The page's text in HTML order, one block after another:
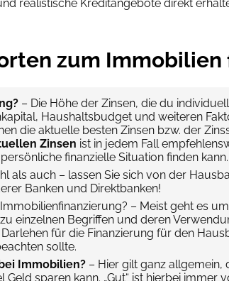
realistische Kreditangebote direkt
zum Immobilien
– Die Höhe der Zinsen, die du
Haushaltsbudget und weiteren
die aktuelle besten Zinsen bzw. der
Zinsen ist in jedem Fall
finanzielle Situation finden kann.
als auch – lassen Sie sich von der
Banken und Direktbanken!
– Meist geht es
einzelnen Begriffen und deren
für die Finanzierung für den
sollte.
Immobilien? – Hier gilt ganz allgemein,
sparen kann. „Gut“ ist hierbei